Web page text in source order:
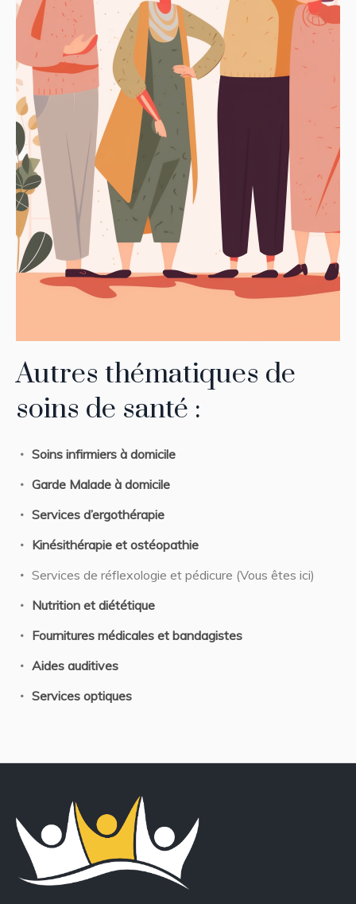
Autres thématiques de
soins de santé :
Soins infirmiers à domicile
Garde Malade à domicile
Services d’ergothérapie
Kinésithérapie et ostéopathie
Services de réflexologie et pédicure (Vous êtes ici)
Nutrition et diététique
Fournitures médicales et bandagistes
Aides auditives
Services optiques